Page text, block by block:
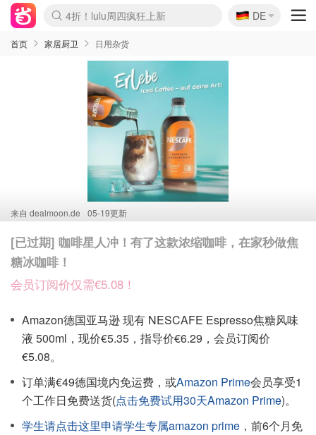
Boticinal 夏促开抢！
4折！lulu周四疯狂上新
还没结束！&OtherStories大促
Joybuy变相75折 随时失效
速领！Stanley独家85折
疑似霸哥！Camper额外叠85折
Zalando 奥莱闪促！每日更新
Moncler反季囤！5折起+叠9折
Coach Brooklyn仅€192
🇩🇪
DE
首页 家居厨卫 日用杂货
来自 dealmoon.de 05-19更新
[已过期] 咖啡星人冲！有了这款浓缩咖啡，在家秒做焦
糖冰咖啡！
会员订阅价仅需€5.08！
Amazon德国亚马逊 现有 NESCAFE Espresso焦糖风味
液 500ml，现价€5.35，指导价€6.29，会员订阅价
€5.08。
订单满€49德国境内免运费，或Amazon Prime会员享受1
个工作日免费送货(点击免费试用30天Amazon Prime)。
学生请点击这里申请学生专属amazon prime ，前6个月免